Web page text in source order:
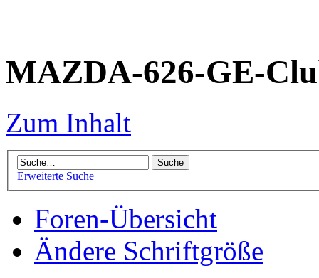
MAZDA-626-GE-
Zum Inhalt
Erweiterte Suche
Foren-Übersicht
Ändere Schriftgröße